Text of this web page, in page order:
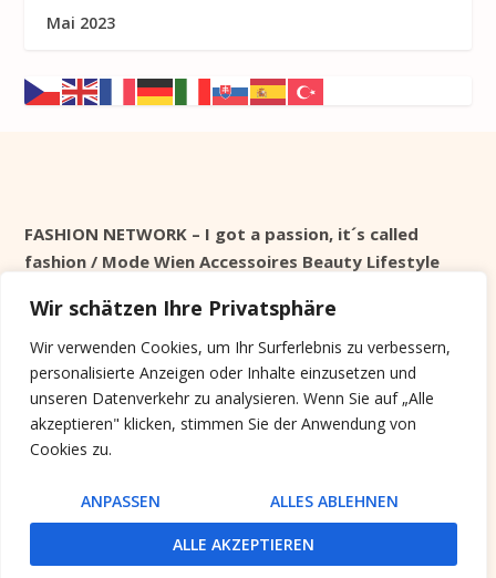
Wir schätzen Ihre Privatsphäre
Wir verwenden Cookies, um Ihr Surferlebnis zu verbessern,
personalisierte Anzeigen oder Inhalte einzusetzen und
unseren Datenverkehr zu analysieren. Wenn Sie auf „Alle
akzeptieren" klicken, stimmen Sie der Anwendung von
Cookies zu.
ANPASSEN ALLES ABLEHNEN
ALLE AKZEPTIEREN
Mai 2023
FASHION NETWORK – I got a passion, it´s called
fashion / Mode Wien Accessoires Beauty Lifestyle
Seit 1998 online
Cookie Info
Diese Website verwendet keine Tracking Cookies,
sondern nur Systemrelevante, die nach der Session